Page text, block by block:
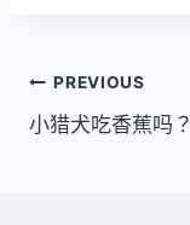
文
章
PREVIOUS
小猎犬吃香蕉吗？